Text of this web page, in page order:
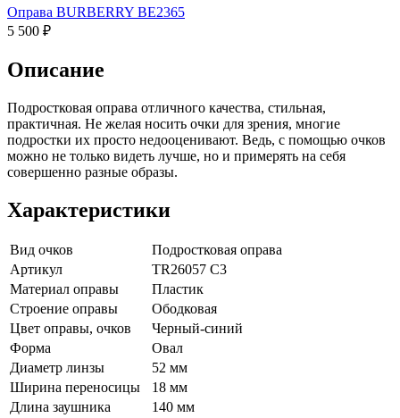
Оправа BURBERRY BE2365
5 500 ₽
Описание
Подростковая оправа отличного качества, стильная,
практичная. Не желая носить очки для зрения, многие
подростки их просто недооценивают. Ведь, с помощью очков
можно не только видеть лучше, но и примерять на себя
совершенно разные образы.
Характеристики
Вид очков
Подростковая оправа
Артикул
TR26057 C3
Материал оправы
Пластик
Строение оправы
Ободковая
Цвет оправы, очков
Черный-синий
Форма
Овал
Диаметр линзы
52 мм
Ширина переносицы
18 мм
Длина заушника
140 мм